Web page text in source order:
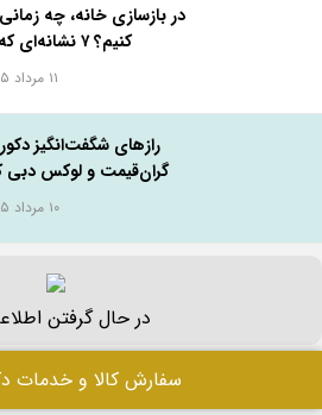
در بازسازی خانه، چه
کنیم؟ ۷ نشانه‌ای که نباید نادیده بگیرید
گران‌قیمت و لوکس دبی
در حال گرفتن
سفارش کالا و خدمات